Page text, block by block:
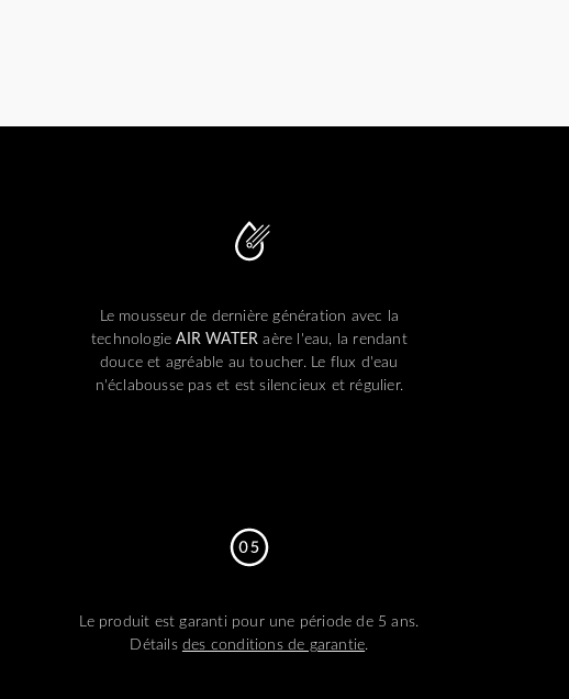
Le mousseur de dernière génération avec la
technologieAIR WATER aère l'eau, la rendant
douce et agréable au toucher. Le flux d'eau
n'éclabousse pas et est silencieux et régulier.
Le produit est garanti pour une période de 5 ans.
Détails des conditions de garantie.